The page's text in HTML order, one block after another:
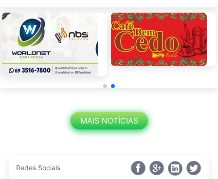
MAIS NOTÍCIAS
Redes Sociais